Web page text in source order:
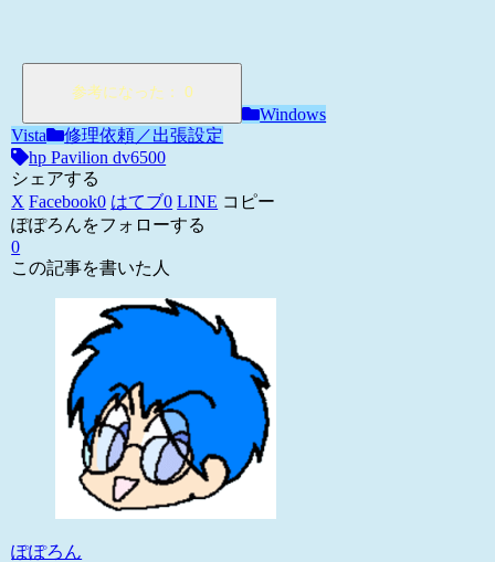
Windows
Vista
修理依頼／出張設定
hp Pavilion dv6500
シェアする
X Facebook0 はてブ0 LINE コピー
ぽぽろんをフォローする
0
この記事を書いた人
ぽぽろん